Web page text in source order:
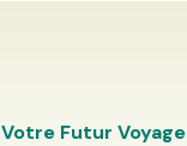
Votre Futur Voyage